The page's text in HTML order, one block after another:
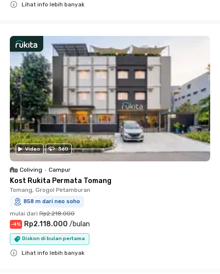
Lihat info lebih banyak
Video 360
Coliving • Campur
Kost Rukita Permata Tomang
Tomang, Grogol Petamburan
858 m dari neo soho
mulai dari Rp2.218.000
-4% Rp2.118.000 /bulan
Diskon di bulan pertama
Lihat info lebih banyak